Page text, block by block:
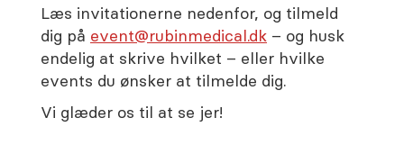
Læs invitationerne nedenfor, og tilmeld
dig på event@rubinmedical.dk – og husk
endelig at skrive hvilket – eller hvilke
events du ønsker at tilmelde dig.
Vi glæder os til at se jer!